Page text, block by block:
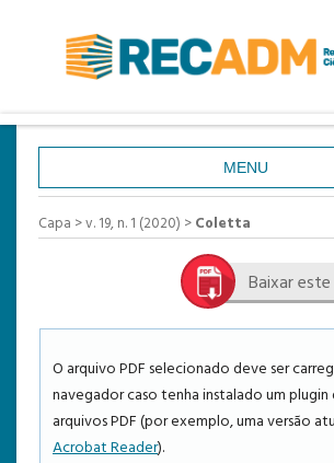
MENU
CAPA
SOBRE
CADASTRO
PESQUISA
ATUAL
ANTERIORES
Capa >v. 19, n. 1 (2020) >Coletta
Baixar
O arquivo PDF selecionado deve ser
navegador caso tenha instalado um
arquivos PDF (por exemplo, uma versão
Acrobat Reader).